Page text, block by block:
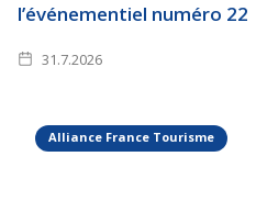
l’événementiel numéro 22
31.7.2026
Alliance France Tourisme